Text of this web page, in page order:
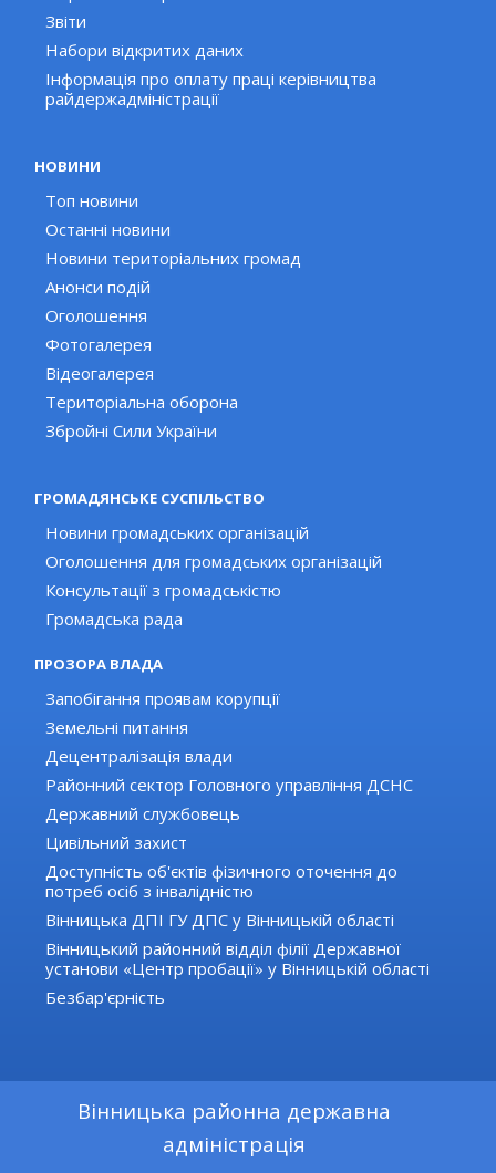
Звіти
Набори відкритих даних
Інформація про оплату праці керівництва
райдержадміністрації
НОВИНИ
Топ новини
Останні новини
Новини територіальних громад
Анонси подій
Оголошення
Фотогалерея
Відеогалерея
Територіальна оборона
Збройні Сили України
ГРОМАДЯНСЬКЕ СУСПІЛЬСТВО
Новини громадських організацій
Оголошення для громадських організацій
Консультації з громадськістю
Громадська рада
ПРОЗОРА ВЛАДА
Запобігання проявам корупції
Земельні питання
Децентралізація влади
Районний сектор Головного управління ДСНС
Державний службовець
Цивільний захист
Доступність об'єктів фізичного оточення до
потреб осіб з інвалідністю
Вінницька ДПІ ГУ ДПС у Вінницькій області
Вінницький районний відділ філії Державної
установи «Центр пробації» у Вінницькій області
Безбар'єрність
Вінницька районна державна
адміністрація